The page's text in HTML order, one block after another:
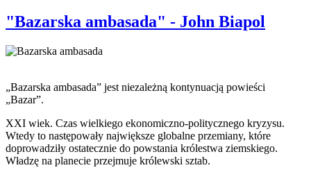
"Bazarska ambasada" - John Biapol
„Bazarska ambasada” jest niezależną kontynuacją powieści
„Bazar”.
XXI wiek. Czas wielkiego ekonomiczno-politycznego kryzysu.
Wtedy to następowały największe globalne przemiany, które
doprowadziły ostatecznie do powstania królestwa ziemskiego.
Władzę na planecie przejmuje królewski sztab.